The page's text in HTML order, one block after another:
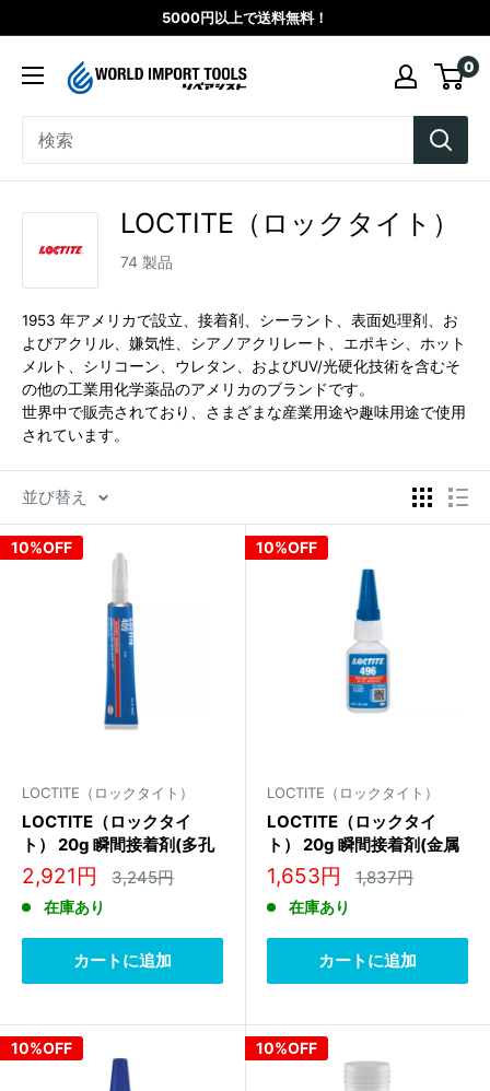
5000円以上で送料無料！
WORLD
IMPORT
ペ
ア
シ
ス
0
LOCTITE（ロックタイト）
74 製品
1953 年アメリカで設立、接着剤、シーラント、表面処理剤、お
よびアクリル、嫌気性、シアノアクリレート、エポキシ、ホット
メルト、シリコーン、ウレタン、およびUV/光硬化技術を含むそ
の他の工業用化学薬品のアメリカのブランドです。
世界中で販売されており、さまざまな産業用途や趣味用途で使用
されています。
並び替え
10%OFF
LOCTITE（ロックタイト）
LOCTITE（ロックタイ
ト） 20g 瞬間接着剤(多孔
質材用) 135442
販
売
価
格
2,921円 通
常
3,245円
在庫あり
カートに追加
10%OFF
LOCTITE（ロックタイト）
LOCTITE（ロックタイ
ト） 20g 瞬間接着剤(金属
用) 231480
販
売
価
格
1,653円 通
常
1,837円
在庫あり
カートに追加
10%OFF 10%OFF